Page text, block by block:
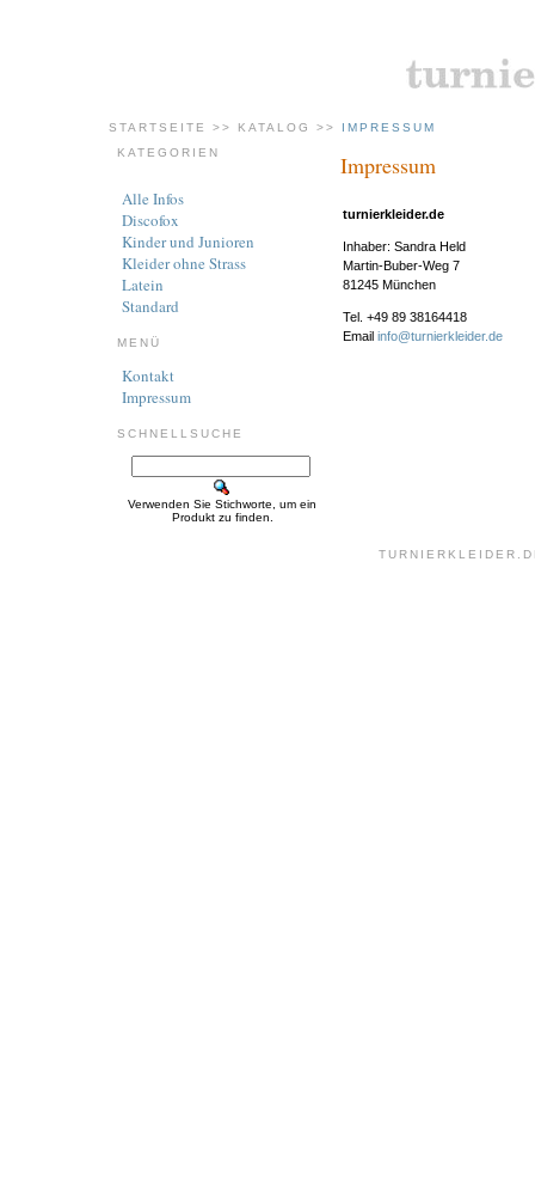
STARTSEITE >> KATALOG >> IMPRESSUM
KATEGORIEN
Alle Infos
Discofox
Kinder und Junioren
Kleider ohne Strass
Latein
Standard
MENÜ
Kontakt
Impressum
SCHNELLSUCHE
Verwenden Sie Stichworte, um ein
Produkt zu finden.
Impressum
turnierkleider.de
Inhaber: Sandra Held
Martin-Buber-Weg 7
81245 München
Tel. +49 89 38164418
Email info@turnierkleider.de